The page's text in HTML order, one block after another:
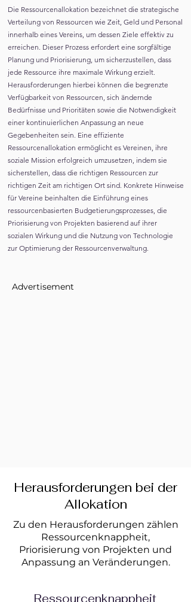
Die Ressourcenallokation bezeichnet die strategische
Verteilung von Ressourcen wie Zeit, Geld und Personal
innerhalb eines Vereins, um dessen Ziele effektiv zu
erreichen. Dieser Prozess erfordert eine sorgfältige
Planung und Priorisierung, um sicherzustellen, dass
jede Ressource ihre maximale Wirkung erzielt.
Herausforderungen hierbei können die begrenzte
Verfügbarkeit von Ressourcen, sich ändernde
Bedürfnisse und Prioritäten sowie die Notwendigkeit
einer kontinuierlichen Anpassung an neue
Gegebenheiten sein. Eine effiziente
Ressourcenallokation ermöglicht es Vereinen, ihre
soziale Mission erfolgreich umzusetzen, indem sie
sicherstellen, dass die richtigen Ressourcen zur
richtigen Zeit am richtigen Ort sind. Konkrete Hinweise
für Vereine beinhalten die Einführung eines
ressourcenbasierten Budgetierungsprozesses, die
Priorisierung von Projekten basierend auf ihrer
sozialen Wirkung und die Nutzung von Technologie
zur Optimierung der Ressourcenverwaltung.
Advertisement
Herausforderungen bei der
Allokation
Zu den Herausforderungen zählen
Ressourcenknappheit,
Priorisierung von Projekten und
Anpassung an Veränderungen.
Ressourcenknappheit